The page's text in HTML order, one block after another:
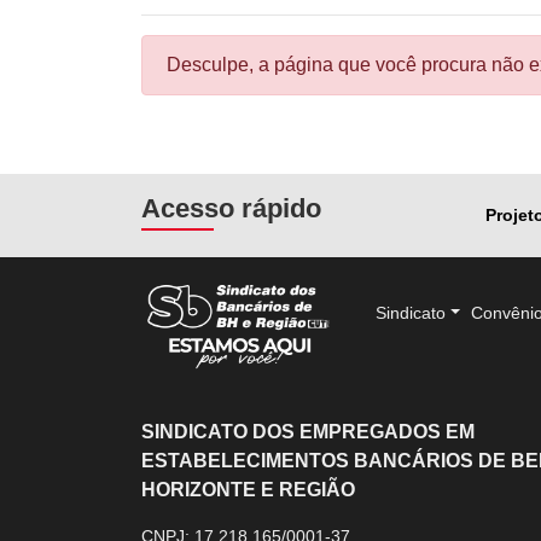
Desculpe, a página que você procura não
Acesso rápido
Sindicato
SINDICATO DOS EMPREGADOS EM
ESTABELECIMENTOS BANCÁRIOS DE
HORIZONTE E REGIÃO
CNPJ: 17.218.165/0001-37